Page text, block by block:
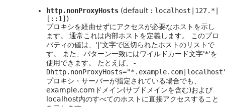
http.nonProxyHosts (default : localhost|127.*|
[::1] )
プロキシを経由せずにアクセスが必要なホストを示し
ます。
通常これは内部ホストを定義します。
このプロ
パティの値は、'|'文字で区切られたホストのリストで
す。
また、パターン一致にはワイルドカード文字'*'を
使用できます。
たとえば、
-
プロキシ・サーバーが指定されている場合でも、
example.comドメイン(サブドメインを含む)および
localhost内のすべてのホストに直接アクセスすること